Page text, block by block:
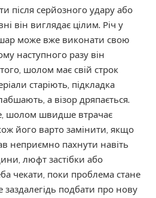
після серйозного удару або
він виглядає цілим. Річ у
може вже виконати свою
наступного разу він
шолом має свій строк
старіють, підкладка
а візор дряпається.
шолом швидше втрачає
його варто замінити, якщо
неприємно пахнути навіть
люфт застібки або
чекати, поки проблема стане
подбати про нову